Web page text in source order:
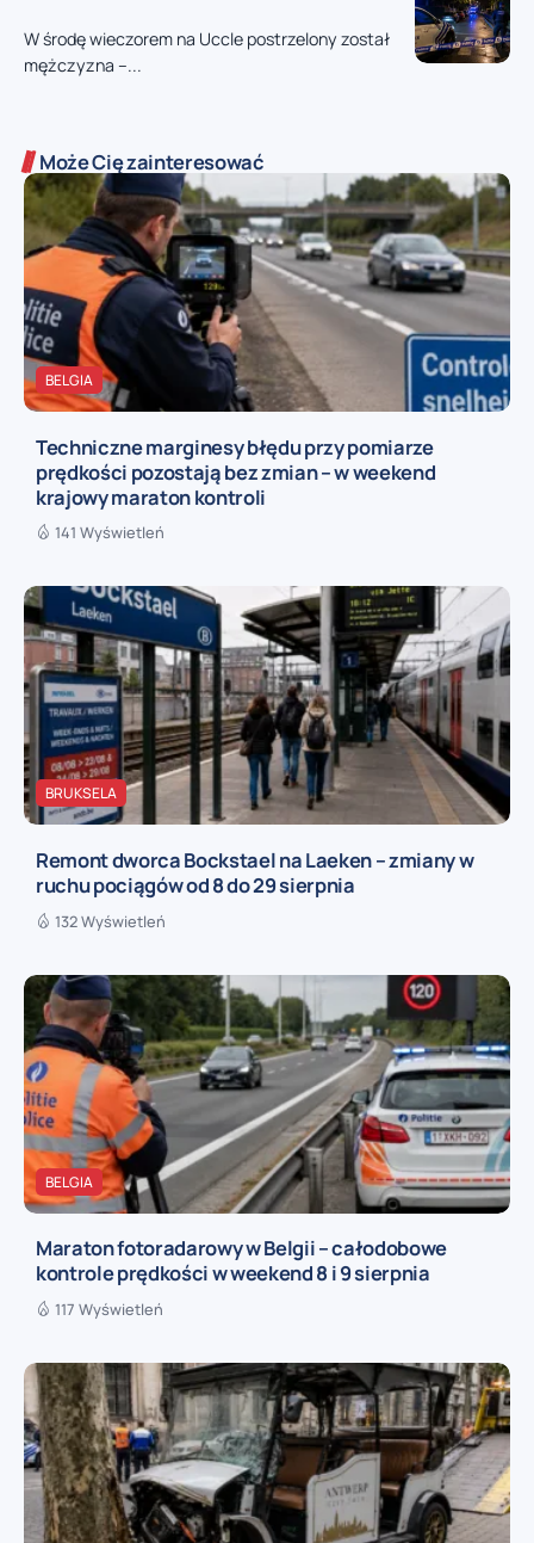
W środę wieczorem na Uccle postrzelony został
mężczyzna –...
Może Cię zainteresować
BELGIA
Techniczne marginesy błędu przy pomiarze
prędkości pozostają bez zmian – w weekend
krajowy maraton kontroli
141 Wyświetleń
BRUKSELA
Remont dworca Bockstael na Laeken – zmiany w
ruchu pociągów od 8 do 29 sierpnia
132 Wyświetleń
BELGIA
Maraton fotoradarowy w Belgii – całodobowe
kontrole prędkości w weekend 8 i 9 sierpnia
117 Wyświetleń